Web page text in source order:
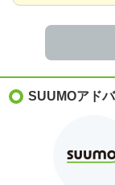
SUUMOアド